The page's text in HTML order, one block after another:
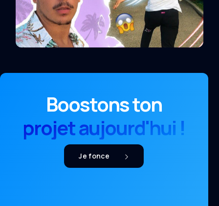
Boostons ton
projet aujourd'hui !
Je fonce